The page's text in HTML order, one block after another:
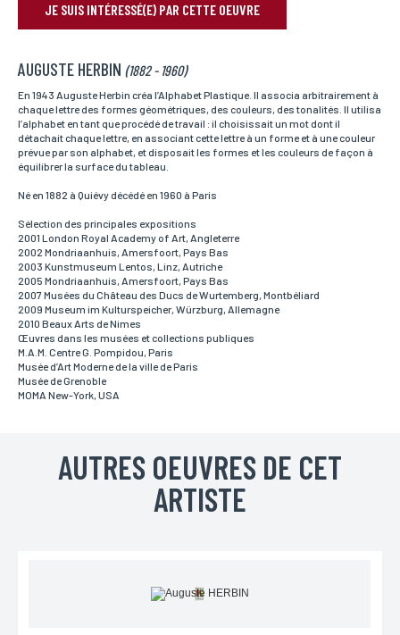
JE SUIS INTÉRESSÉ(E) PAR CETTE OEUVRE
RÉSERVER VOTRE OEUVRE
Nom*
vous pouvez nous laisser vos nom et prénom.
Prénom*
vous pouvez nous laisser vos nom et prénom.
Email*
Votre adresse mail sert uniquement à vous répondre.
Téléphone
Si vous préférez que l’on vous contacte par téléphone,
vous pouvez indiquer votre numéro.
Si vous souhaitez recevoir une réponse personnalisée,
vous pouvez nous laisser votre adresse.
AUGUSTE HERBIN (1882 - 1960)
En 1943 Auguste Herbin créa l’Alphabet Plastique. Il associa arbitrairement à
chaque lettre des formes géométriques, des couleurs, des tonalités. Il utilisa
l’alphabet en tant que procédé de travail : il choisissait un mot dont il
détachait chaque lettre, en associant cette lettre à un forme et à une couleur
prévue par son alphabet, et disposait les formes et les couleurs de façon à
équilibrer la surface du tableau.
Né en 1882 à Quiévy décédé en 1960 à Paris
Sélection des principales expositions
2001 London Royal Academy of Art, Angleterre
2002 Mondriaanhuis, Amersfoort, Pays Bas
2003 Kunstmuseum Lentos, Linz, Autriche
2005 Mondriaanhuis, Amersfoort, Pays Bas
2007 Musées du Château des Ducs de Wurtemberg, Montbéliard
2009 Museum im Kulturspeicher, Würzburg, Allemagne
2010 Beaux Arts de Nimes
Œuvres dans les musées et collections publiques
M.A.M. Centre G. Pompidou, Paris
Musée d’Art Moderne de la ville de Paris
Musée de Grenoble
MOMA New-York, USA
AUTRES OEUVRES DE CET
ARTISTE